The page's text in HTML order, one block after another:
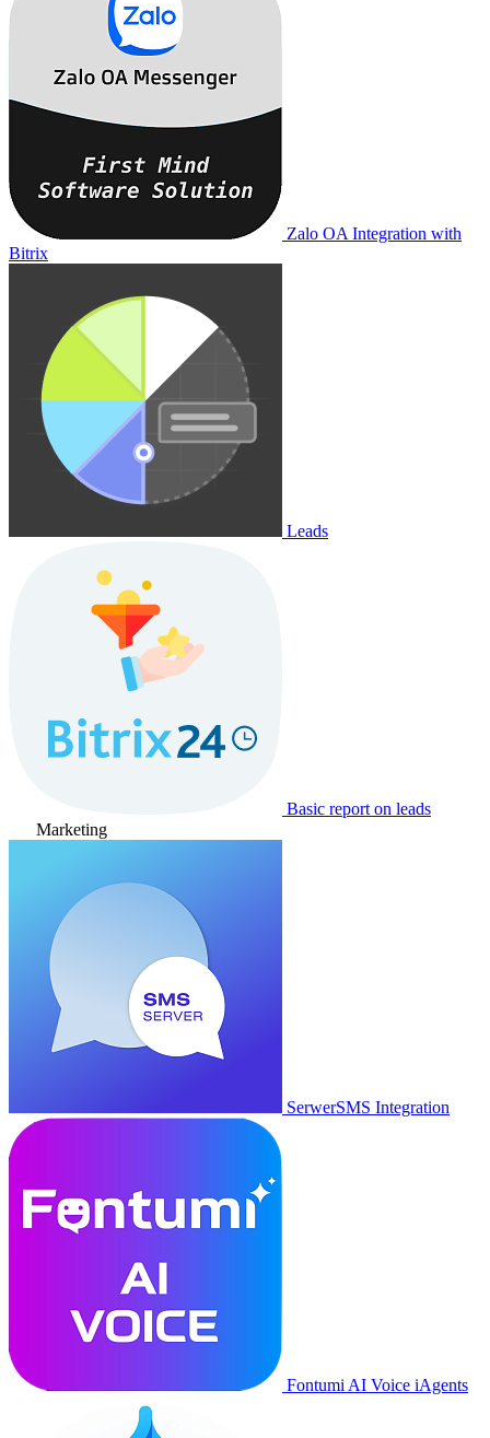
Zalo OA Integration with
Bitrix
Leads
Basic report on leads
Marketing
SerwerSMS Integration
Fontumi AI Voice iAgents